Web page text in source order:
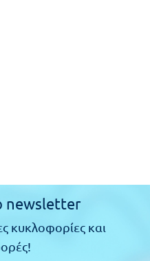
newsletter
κυκλοφορίες και